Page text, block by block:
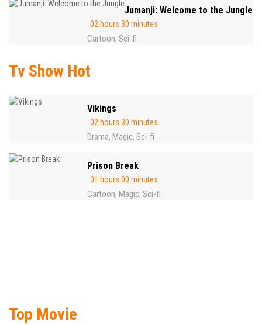
Jumanji: Welcome to the Jungle
02 hours 30 minutes
Cartoon, Sci-fi
Tv Show Hot
Vikings
02 hours 30 minutes
Drama, Magic, Sci-fi
Prison Break
01 hours 00 minutes
Cartoon, Magic, Sci-fi
Top Movie